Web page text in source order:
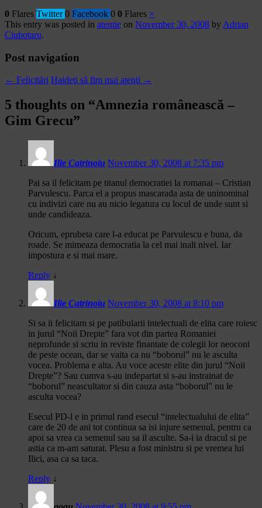
0 Flares Twitter 0 Facebook 0 0 Flares ×
This entry was posted in atentie on November 30, 2008 by Adrian
Ciubotaru.
Post navigation
← Felicitări Haideţi să fim mai atenţi →
5 thoughts on “Amnezia românească –
Gim Grecu”
Ilie Catrinoiu November 30, 2008 at 7:35 pm
Pai sa il felicitam pe titanul democratiei la romanai – Cristian
Parvulescu. Parca el a propus mascarada asta de uninominal
cu indivizi care nu au nicio legatura cu locul de unde sunt si
unde candideaza.
Oricum, eprubeta care l-a educat pe Parvulescu e buna, da
roade. Se mimeaza democratia la cel mai inalt nivel. Iar
impostura e si mai mare.
Reply ↓
Ilie Catrinoiu November 30, 2008 at 8:10 pm
Si sa ii felicitam si pe patibularii intelectuali de elita care roiesc
in jurul “Noii Drepte” fara vot din partea Romaniei
neprofunde si scriu in reviste finantate de colegii lor neoconi
de peste ocean, dar se vaita ca nu “boborul” nu le asculta
vocea. Problema e alta. Au voce aceste elite din jurul “Noii
Drepte”? Sau cumva s-au indepartat si s-au instrainat de
“boborul” neascultator si din cauza asta “boborul” nu le
asculta vocea?
Esecul PD-l e in primul rand esecul “intelectualului de elita”
care de 20 de ani tot continua sa isi injure semenul, pentru ca
apoi sa vrea ca semenul sau sa il asculte. Sa-i ia dracul si pe
astia ca m-am saturat. Plesu a fost ministru si pe vremea lui
Ilici, asa ca sa taca.
Reply ↓